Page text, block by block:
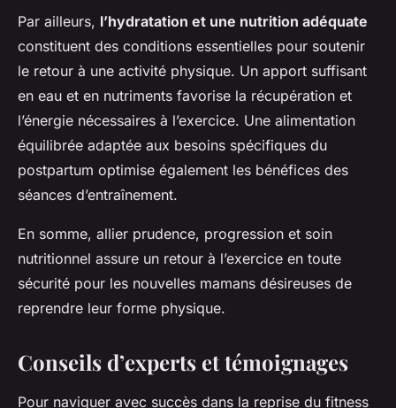
Par ailleurs, l’hydratation et une nutrition adéquate
constituent des conditions essentielles pour soutenir
le retour à une activité physique. Un apport suffisant
en eau et en nutriments favorise la récupération et
l’énergie nécessaires à l’exercice. Une alimentation
équilibrée adaptée aux besoins spécifiques du
postpartum optimise également les bénéfices des
séances d’entraînement.
En somme, allier prudence, progression et soin
nutritionnel assure un retour à l’exercice en toute
sécurité pour les nouvelles mamans désireuses de
reprendre leur forme physique.
Conseils d’experts et témoignages
Pour naviguer avec succès dans la reprise du fitness